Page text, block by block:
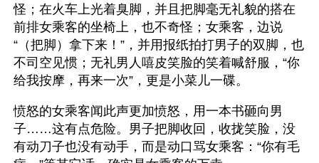
怪；在火车上光着臭脚，并且把脚毫无礼貌的搭在
前排女乘客的坐椅上，也不奇怪；女乘客，边说
“（把脚）拿下来！”，并用报纸拍打男子的双脚，也
不司空见惯；无礼男人嘻皮笑脸的笑着喊舒服，“你
给我按摩，再来一次”，更是小菜儿一碟。
愤怒的女乘客闻此声更加愤怒，用一本书砸向男
子……这有点危险。男子把脚收回，收拢笑脸，没
有动刀子也没有动手，而是动口骂女乘客：“你有毛